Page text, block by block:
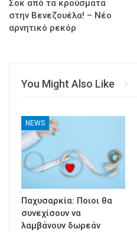
Σοκ από τα κρούσματα
στην Βενεζουέλα! – Νέο
αρνητικό ρεκόρ
You Might Also Like
NEWS
Παχυσαρκία: Ποιοι θα
συνεχίσουν να
λαμβάνουν δωρεάν